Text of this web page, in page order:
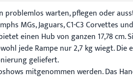
warten, pflegen oder
MGs, Jaguars, C1-C3 Corvettes
einen Hub von ganzen 17,78
jede Rampe nur 2,7 kg wiegt.
geliefert.
mitgenommen werden. Das